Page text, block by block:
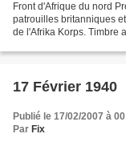
Front d'Afrique du nord
patrouilles britanniques
de l'Afrika Korps. Timbre
17 Février 1940
Publié le 17/02/2007 à
Par Fix